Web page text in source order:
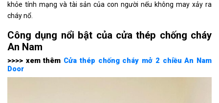
khỏe tính mạng và tài sản của con người nếu không may xảy ra
cháy nổ.
Công dụng nổi bật của cửa thép chống cháy
An Nam
>>>> xem thêm Cửa thép chống cháy mở 2 chiều An Nam
Door